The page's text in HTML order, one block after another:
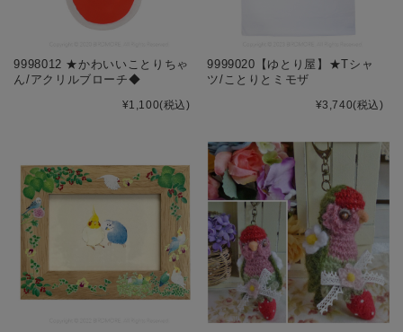
9998012 ★かわいいことりちゃ
ん/アクリルブローチ◆
¥1,100(税込)
9999020【ゆとり屋】★Tシャ
ツ/ことりとミモザ
¥3,740(税込)